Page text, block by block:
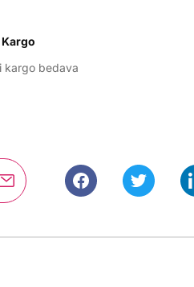
kargo bedava